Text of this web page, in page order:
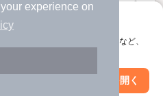
experience on
クサクお部屋探し
。マップ検索やお気に入り保存など、
アプリを開く
せ （無料）
絞り込み条件を変更